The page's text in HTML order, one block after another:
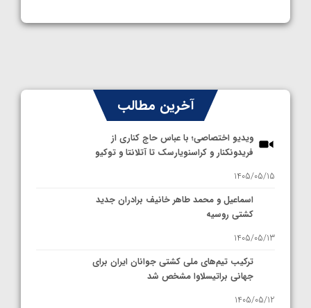
آخرین مطالب
ویدیو اختصاصی؛ با عباس حاج کناری از
فریدونکنار و کراسنویارسک تا آتلانتا و توکیو
1405/05/15
اسماعیل و محمد طاهر خانیف برادران جدید
کشتی روسیه
1405/05/13
ترکیب تیم‌های ملی کشتی جوانان ایران برای
جهانی براتیسلاوا مشخص شد
1405/05/12